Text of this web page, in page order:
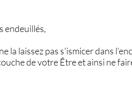
endeuillés,
la laissez pas s'ismicer dans
de votre Être et ainsi ne